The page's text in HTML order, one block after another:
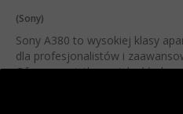
(Sony)
Sony A380 to wysokiej klasy
dla profesjonalistów i
Oferece wyjątkową jakość